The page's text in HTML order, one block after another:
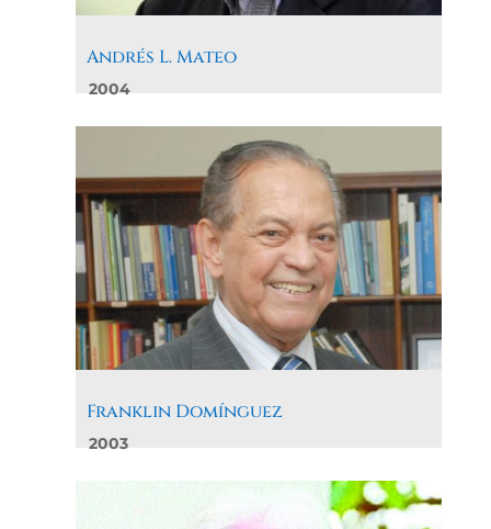
Andrés L. Mateo
2004
Franklin Domínguez
2003